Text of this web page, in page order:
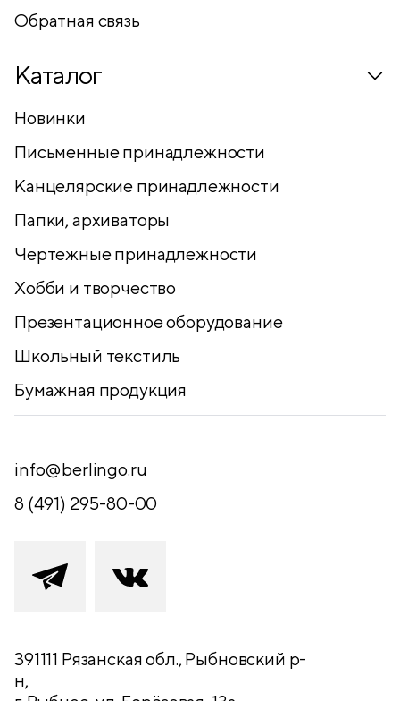
Обратная связь
Каталог
Новинки
Письменные принадлежности
Канцелярские принадлежности
Папки, архиваторы
Чертежные принадлежности
Хобби и творчество
Презентационное оборудование
Школьный текстиль
Бумажная продукция
info@berlingo.ru
8 (491) 295-80-00
391111 Рязанская обл., Рыбновский р-
н,